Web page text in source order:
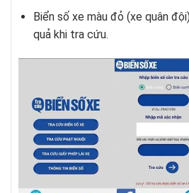
Biển số xe màu đỏ (xe quân
quả khi tra cứu.